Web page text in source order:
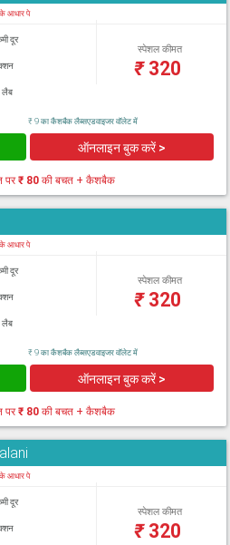
आधार पे
दूर
लैब
स्पेशल कीमत
₹320
₹ 9 का कैशबैक लैब्सएडवाइजर वॉलेट में
ऑनलाइन बुक करें >
पर₹ 80 की बचत + कैशबैक
आधार पे
दूर
लैब
स्पेशल कीमत
₹320
₹ 9 का कैशबैक लैब्सएडवाइजर वॉलेट में
ऑनलाइन बुक करें >
पर₹ 80 की बचत + कैशबैक
आधार पे
दूर
स्पेशल कीमत
₹320